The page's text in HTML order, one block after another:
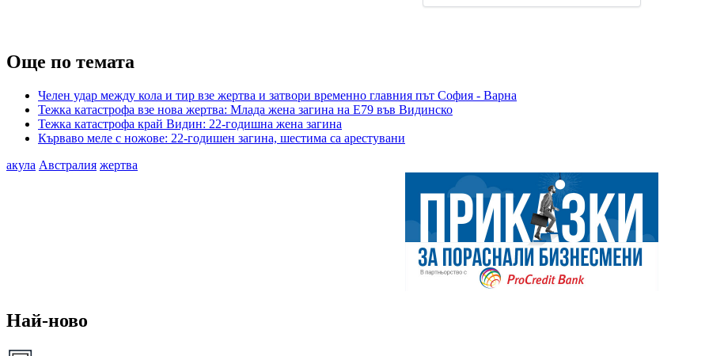
Още по темата
Челен удар между кола и тир взе жертва и затвори временно главния път София - Варна
Тежка катастрофа взе нова жертва: Млада жена загина на Е79 във Видинско
Тежка катастрофа край Видин: 22-годишна жена загина
Кърваво меле с ножове: 22-годишен загина, шестима са арестувани
акула Австралия жертва
Най-ново